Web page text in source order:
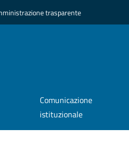
trasparente
Comunicazione
istituzionale